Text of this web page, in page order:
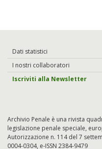
Dati statistici
I nostri collaboratori
Iscriviti alla Newsletter
Archivio Penale è una rivista
legislazione penale speciale,
Autorizzazione n. 114 del 7
0004-0304, e-ISSN 2384-9479